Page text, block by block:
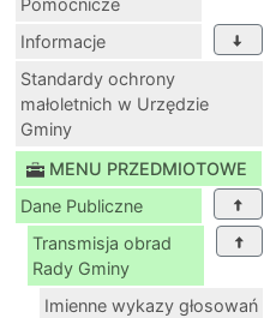
Informacje
Standardy ochrony
małoletnich w Urzędzie
Gminy
MENU PRZEDMIOTOWE
Dane Publiczne
Transmisja obrad
Rady Gminy
Imienne wykazy głosowań